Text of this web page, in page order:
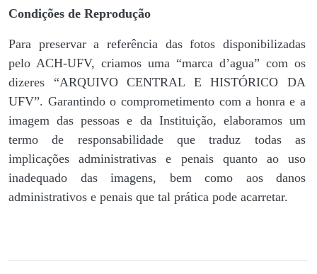
Condições de Reprodução
Para preservar a referência das fotos disponibilizadas
pelo ACH-UFV, criamos uma “marca d’agua” com os
dizeres “ARQUIVO CENTRAL E HISTÓRICO DA
UFV”. Garantindo o comprometimento com a honra e a
imagem das pessoas e da Instituição, elaboramos um
termo de responsabilidade que traduz todas as
implicações administrativas e penais quanto ao uso
inadequado das imagens, bem como aos danos
administrativos e penais que tal prática pode acarretar.